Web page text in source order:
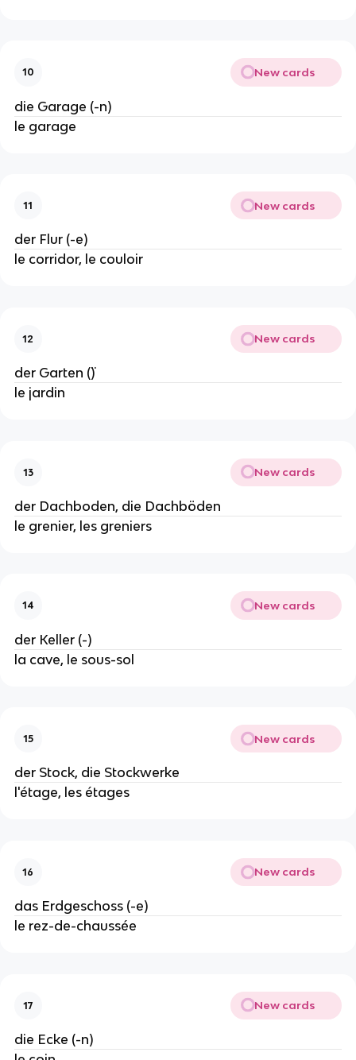
10 New cards
die Garage (-n)
le garage
11 New cards
der Flur (-e)
le corridor, le couloir
12 New cards
der Garten (¨)
le jardin
13 New cards
der Dachboden, die Dachböden
le grenier, les greniers
14 New cards
der Keller (-)
la cave, le sous-sol
15 New cards
der Stock, die Stockwerke
l'étage, les étages
16 New cards
das Erdgeschoss (-e)
le rez-de-chaussée
17 New cards
die Ecke (-n)